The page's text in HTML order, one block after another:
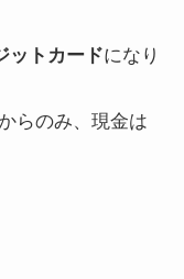
ットカードになり
らのみ、現金は